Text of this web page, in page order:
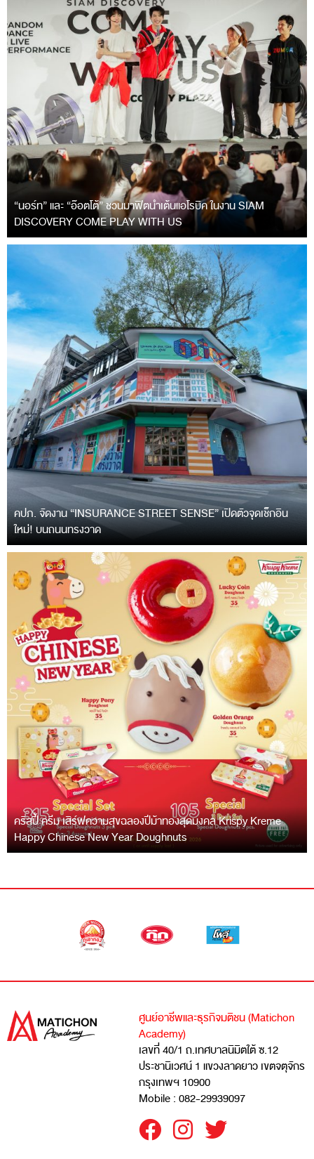
“นอร์ท” และ “อ๊อตโต้” ชวนมาฟิตนำเต้นแอโรบิค ในงาน SIAM
DISCOVERY COME PLAY WITH US
คปภ. จัดงาน “INSURANCE STREET SENSE” เปิดตัวจุดเช็กอิน
ใหม่! บนถนนทรงวาด
คริสปี้ ครีม เสิร์ฟความสุขฉลองปีม้าทองสุดมงคล Krispy Kreme
Happy Chinese New Year Doughnuts
ศูนย์อาชีพและธุรกิจมติชน (Matichon
Academy)
เลขที่ 40/1 ถ.เทศบาลนิมิตใต้ ซ.12
ประชานิเวศน์ 1 แขวงลาดยาว เขตจตุจักร
กรุงเทพฯ 10900
Mobile : 082-29939097